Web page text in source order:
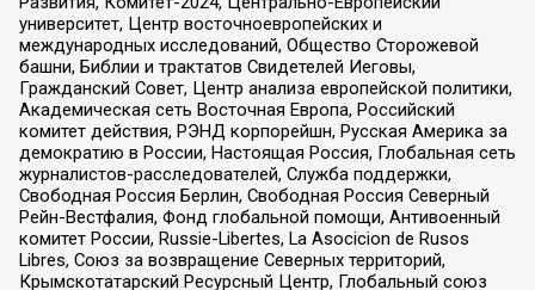
университет, Центр восточноевропейских и
международных исследований, Общество Сторожевой
башни, Библии и трактатов Свидетелей Иеговы,
Гражданский Совет, Центр анализа европейской политики,
Академическая сеть Восточная Европа, Российский
комитет действия, РЭНД корпорейшн, Русская Америка за
демократию в России, Настоящая Россия, Глобальная сеть
журналистов-расследователей, Служба поддержки,
Свободная Россия Берлин, Свободная Россия Северный
Рейн-Вестфалия, Фонд глобальной помощи, Антивоенный
комитет России, Russie-Libertes, La Asocicion de Rusos
Libres, Союз за возвращение Северных территорий,
Крымскотатарский Ресурсный Центр, Глобальный союз